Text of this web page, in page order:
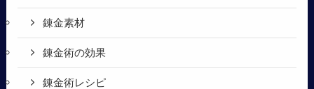
錬金素材
錬金術の効果
錬金術レシピ